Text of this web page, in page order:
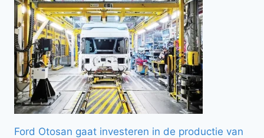
Ford Otosan gaat investeren in de productie van